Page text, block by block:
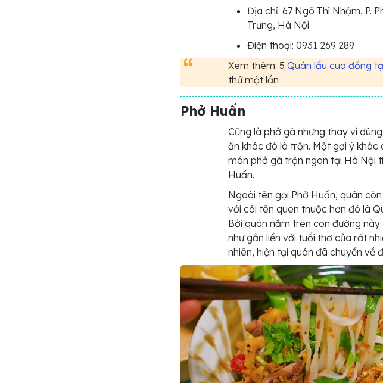
Địa chỉ: 67 Ngô Thì Nhậm, P.
Trưng, Hà Nội
Điện thoại: 0931 269 289
Xem thêm: 5Quán lẩu cua đồng
thử một lần
Phở Huấn
Cũng là phở gà nhưng thay vì
ăn khác đó là trộn. Một gợi ý khác
món phở gà trộn ngon tại Hà Nội
Huấn.
Ngoài tên gọi Phở Huấn, quán
với cái tên quen thuộc hơn đó là
Bởi quán nằm trên con đường
như gắn liền với tuổi thơ của rất
nhiên, hiện tại quán đã chuyển về